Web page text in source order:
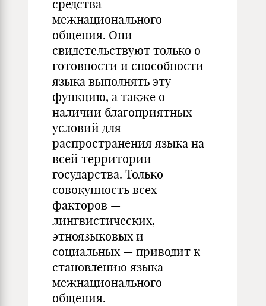
средства
межнационального
общения. Они
свидетельствуют только о
готовности и способности
языка выполнять эту
функцию, а также о
наличии благоприятных
условий для
распространения языка на
всей территории
государства. Только
совокупность всех
факторов —
лингвистических,
этноязыковых и
социальных — приводит к
становлению языка
межнационального
общения.